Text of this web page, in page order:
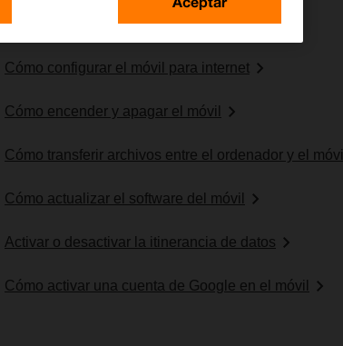
Cómo configurar el móvil para internet
Cómo encender y apagar el móvil
Cómo transferir archivos entre el ordenador y el móvil
Cómo actualizar el software del móvil
Activar o desactivar la itinerancia de datos
Cómo activar una cuenta de Google en el móvil